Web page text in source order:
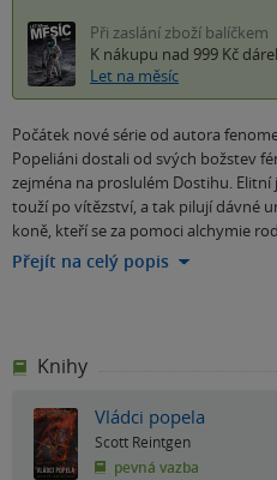
Při zaslání zboží balíčkem
K nákupu nad 999 Kč
Let na měsíc
Počátek nové série od autora
Popeliáni dostali od svých božstev
zejména na proslulém Dostihu.
touží po vítězství, a tak pilují dávné
koně, kteří se za pomoci alchymie
Přejít na celý popis
Knihy
Vládci popela
Scott Reintgen
pevná vazba